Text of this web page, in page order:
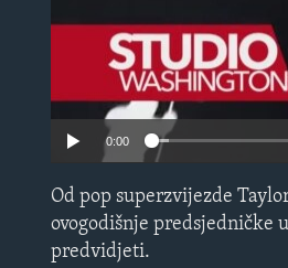
0:00
Od pop superzvijezde
ovogodišnje predsjedničke
predvidjeti.